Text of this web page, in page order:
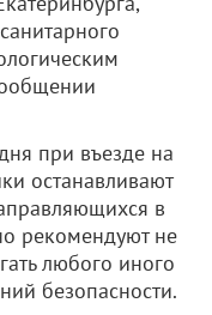
при въезде на
останавливают
в
рекомендуют не
любого иного
безопасности.